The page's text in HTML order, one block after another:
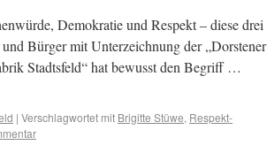
Demokratie und Respekt – diese drei
Bürger mit Unterzeichnung der „Dorstener
Stadtsfeld“ hat bewusst den Begriff …
| Verschlagwortet mit Brigitte Stüwe, Respekt-